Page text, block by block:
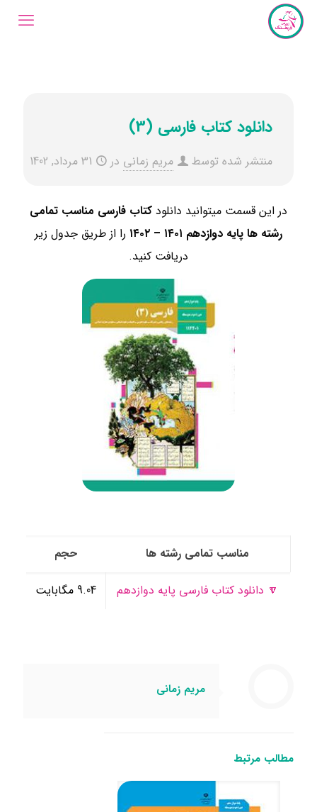
دانلود کتاب فارسی (3)
منتشر شده توسط مریم زمانی در 31 مرداد, 1402
در این قسمت میتوانید دانلود کتاب فارسی مناسب تمامی
رشته ها ​پایه دوازدهم ۱۴۰۱ – ۱۴۰۲
را از طریق جدول زیر
دریافت کنید.
مناسب تمامی رشته ها حجم
🔽 دانلود کتاب فارسی پایه دوازدهم 9.04 مگابایت
مریم زمانی
مطالب مرتبط